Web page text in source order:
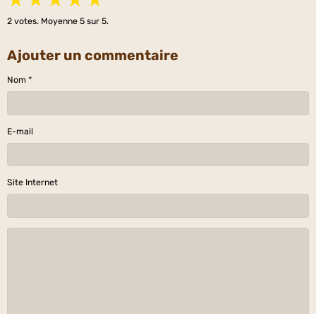
2 votes. Moyenne 5 sur 5.
Ajouter un commentaire
Nom
E-mail
Site Internet